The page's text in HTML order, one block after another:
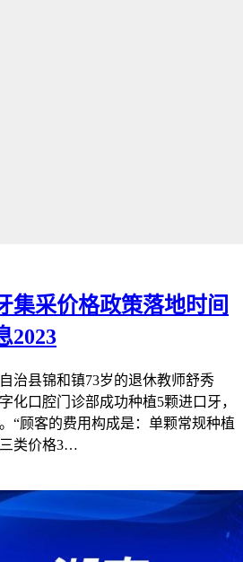
集采价格政策落地时间
2023
治县锦和镇73岁的退休教师舒秀
化口腔门诊部成功种植5颗进口牙，
“顾客的费用构成是：单颗常规种植
类价格3…